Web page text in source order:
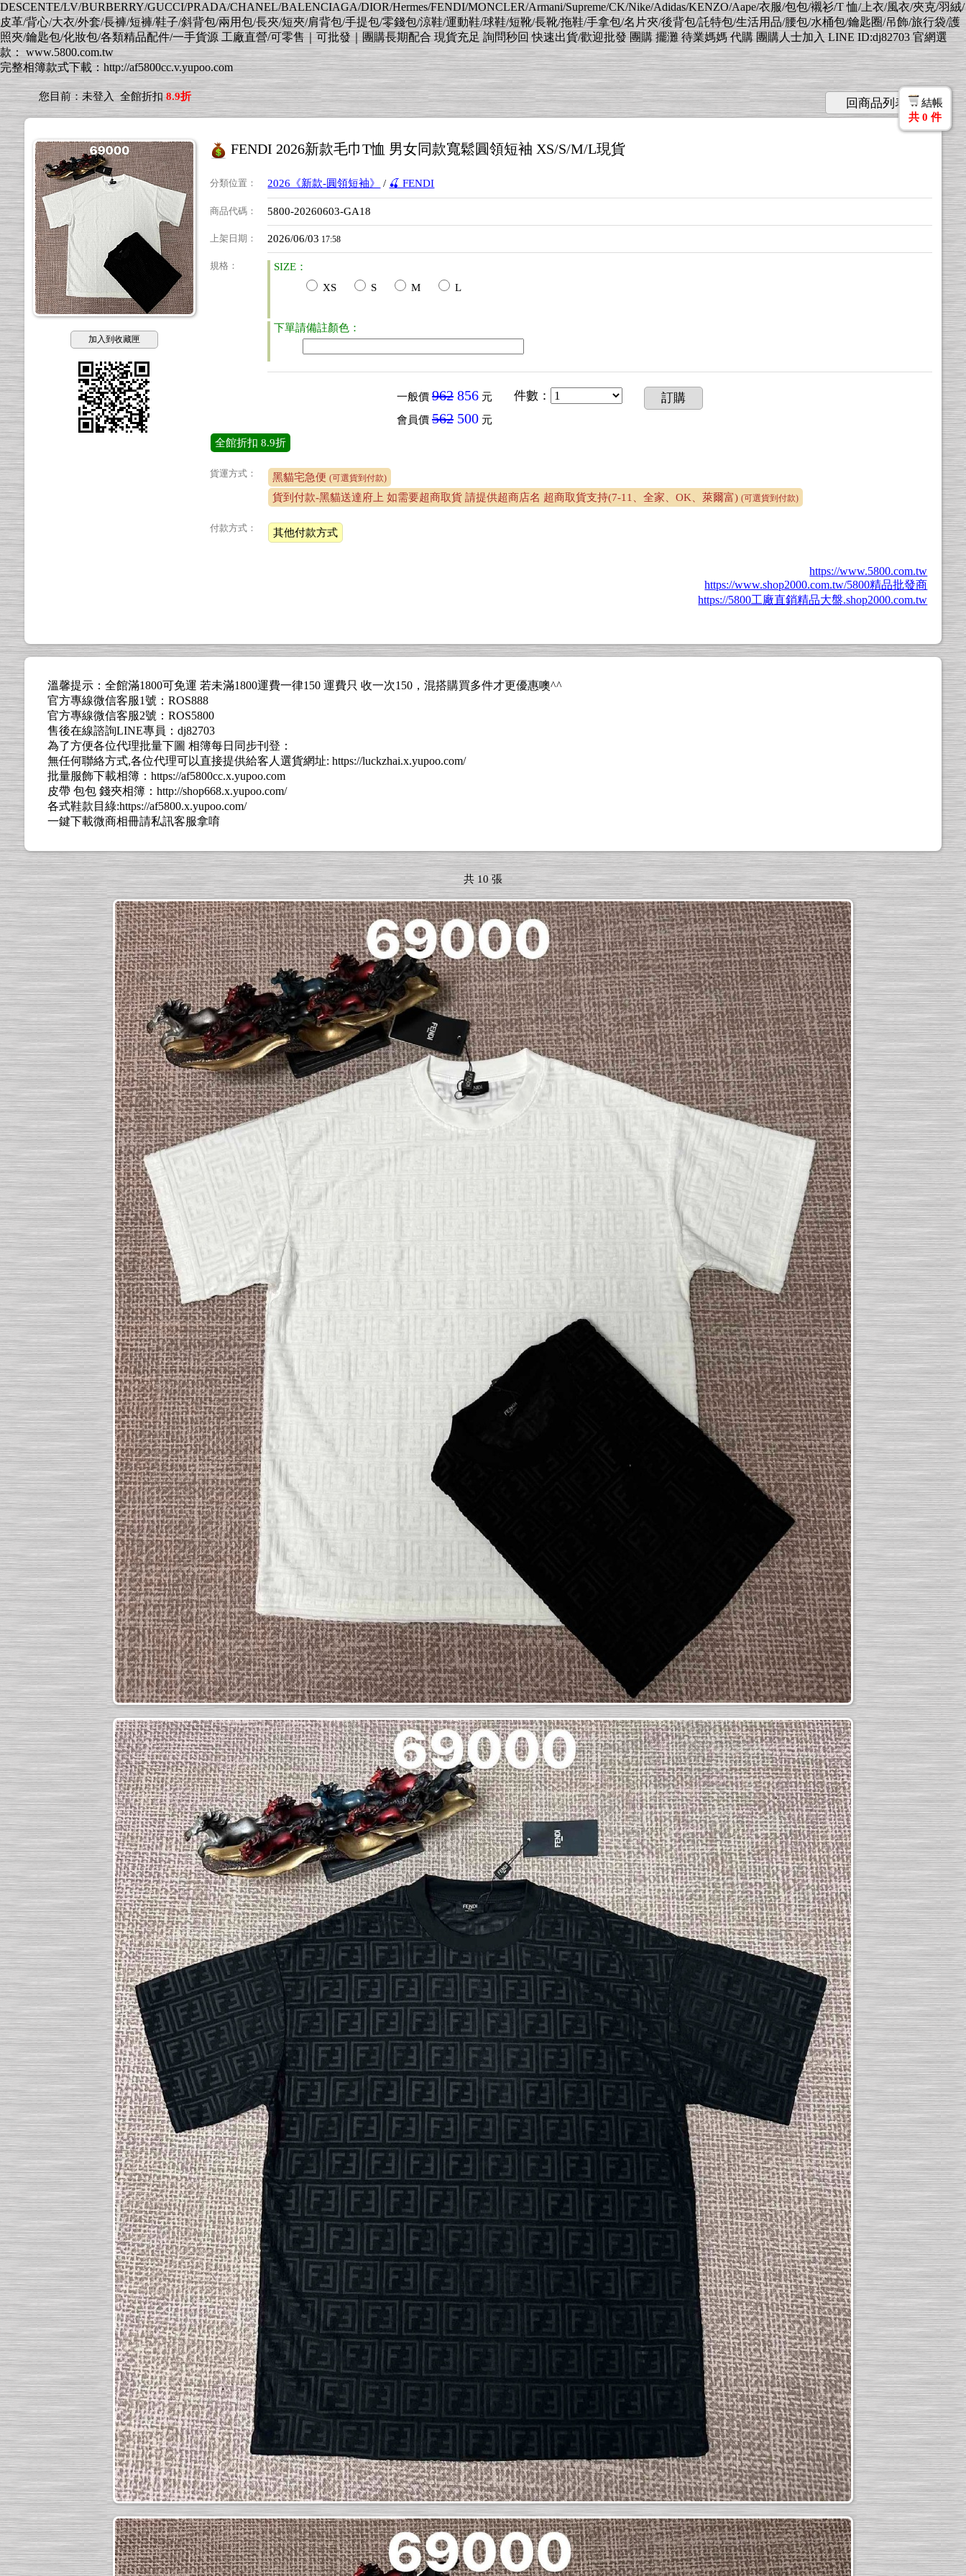
DESCENTE/LV/BURBERRY/GUCCI/PRADA/CHANEL/BALENCIAGA/DIOR/Hermes/FENDI/MONCLER/Armani/Supreme/CK/Nike/Adidas/KENZO/Aape/衣服/包包/襯衫/T 恤/上衣/風衣/夾克/羽絨/
皮革/背心/大衣/外套/長褲/短褲/鞋子/斜背包/兩用包/長夾/短夾/肩背包/手提包/零錢包/涼鞋/運動鞋/球鞋/短靴/長靴/拖鞋/手拿包/名片夾/後背包/託特包/生活用品/腰包/水桶包/鑰匙圈/吊飾/旅行袋/護
照夾/鑰匙包/化妝包/各類精品配件/一手貨源 工廠直營/可零售｜可批發｜團購長期配合 現貨充足 詢問秒回 快速出貨/歡迎批發 團購 擺灘 待業媽媽 代購 團購人士加入 LINE ID:dj82703 官網選
款： www.5800.com.tw
完整相簿款式下載：http://af5800cc.v.yupoo.com
您目前：未登入 全館折扣 8.9折 回商品列表
加入到收藏匣
FENDI 2026新款毛巾T恤 男女同款寬鬆圓領短袖 XS/S/M/L現貨
分類位置 ： 2026《新款-圓領短袖》 / 🍒 FENDI
商品代碼 ： 5800-20260603-GA18
上架日期 ： 2026/06/03 17:58
規格 ：
SIZE：
XS
S M L
下單請備註顏色：
一般價 962856元
會員價 562500元
件數 ： 訂購
全館折扣 8.9折
貨運方式： 黑貓宅急便(可選貨到付款)
貨到付款-黑貓送達府上 如需要超商取貨 請提供超商店名 超商取貨支持(7-11、全家、OK、萊爾富)(可選貨到付款)
付款方式： 其他付款方式
https://www.5800.com.tw
https://www.shop2000.com.tw/5800精品批發商
https://5800工廠直銷精品大盤.shop2000.com.tw
結帳
共 0 件
溫馨提示：全館滿1800可免運 若未滿1800運費一律150 運費只 收一次150，混搭購買多件才更優惠噢^^
官方專線微信客服1號：ROS888
官方專線微信客服2號：ROS5800
售後在線諮詢LINE專員：dj82703
為了方便各位代理批量下圖 相簿每日同步刊登：
無任何聯絡方式,各位代理可以直接提供給客人選貨網址: https://luckzhai.x.yupoo.com/
批量服飾下載相簿：https://af5800cc.x.yupoo.com
皮帶 包包 錢夾相簿：http://shop668.x.yupoo.com/
各式鞋款目綠:https://af5800.x.yupoo.com/
一鍵下載微商相冊請私訊客服拿唷
共 10 張